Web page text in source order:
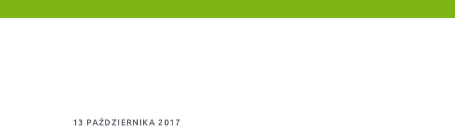
13 PAŹDZIERNIKA 2017